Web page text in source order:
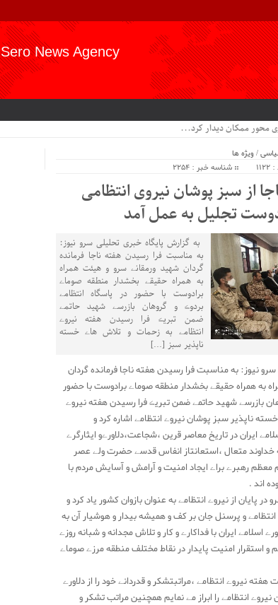
Sero News Agency
محور ممکان دیدار کرد...
/ ویژه ها
شناسه خبر : 2254
از سبز پوشان نیروی انتظامی
تجلیل به عمل آمد
‍ به گزارش پایگاه خبری تحلیلی سرو نیوز:
به مناسبت فرا رسیدن هفته ناجا فرمانده
گردان شهید ورمقانے سرو و هیئت همراه
به همراه حقیقے بخشدار منطقه صوماے
برادوست با حضور در پاسگاه انتظامے
بردوڪ و گروهان بازرسے شهید حاتمے
ضمن تبریڪ فرا رسیدن هفته نیروے
انتظامے به زحمات و تلاش هاے خسته
ناپذیر سبز […]
نیوز: به مناسبت فرا رسیدن هفته ناجا فرمانده گردان
به همراه حقیقے بخشدار منطقه صوماے برادوست با حضور
بازرسے شهید حاتمے ضمن تبریڪ فرا رسیدن هفته نیروے
ناپذیر سبز پوشان نیروے انتظامے اشاره کرد و
ایران در تاریخ معاصر قرین ،شجاعت،دلاورےو ایثارگرے
خداوند متعال ،استعانتاز انفاس قدسے حضرت ولے عصر
معظم رهبرے براے ایجاد امنیت و آرامش و آسایش مردم با
اند .
در پایان از نیروے انتظامے به عنوان بازوان کشور یاد کرد و
و پرسنل جان بر کف و همیشه بیدار و هوشیار آن به
اسلامے ایران با فداکارے و کار و تلاش مجدانه و شبانه روزے
و استقرار امنیت پایدار در نقاط مختلف منطقه مرزے صوماے
نیروے انتظامے ،مراتبتشکر و قدردانے خود را از دلاورے
انتظامے را ابراز مے نمایم همچنین مراتب تشکر و